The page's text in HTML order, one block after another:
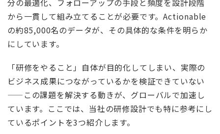
分の最適化、フォローアップの手段と頻度を設計段階
から一貫して組み立てることが必要です。Actionable
の約85,000名のデータが、その具体的な条件を明らか
にしています。
「研修をやること」自体が目的化してしまい、実際の
ビジネス成果につながっているかを検証できていない
——この課題を解決する動きが、グローバルで加速し
ています。ここでは、当社の研修設計でも特に参考にし
ているポイントを3つ紹介します。